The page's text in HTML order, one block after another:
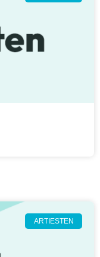
ARTIESTEN